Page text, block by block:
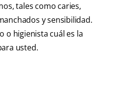
tales como caries,
y sensibilidad.
o higienista cuál es la
usted.